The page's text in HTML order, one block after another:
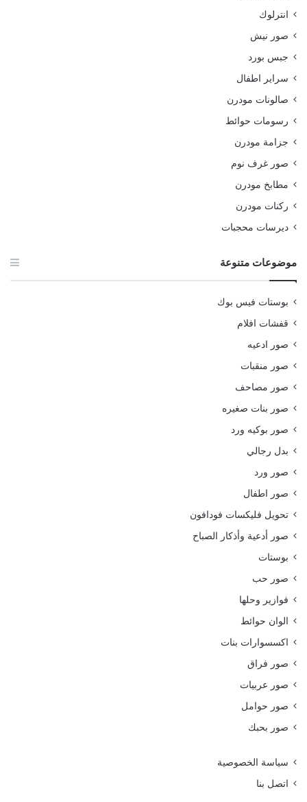
انترلوك
صور نيش
جبس بورد
سراير اطفال
صالونات مودرن
رسومات حوائط
جزامة مودرن
صور غرف نوم
مطابخ مودرن
ركنات مودرن
ديرسات محجبات
موضوعات متنوعة
بوستات فيس بوك
قفشات افلام
صور ادعيه
صور منقبات
صور مصاحف
صور بنات صغيره
صور بوكيه ورد
بدل رجالي
صور ورد
صور اطفال
تحويل فليكسات فودافون
صور أدعية وأذكار الصباح
بوستات
صور حب
فوازير وحلها
الوان حوائط
اكسسوارات بنات
صور فراق
صور عربيات
صور حوامل
صور بحبك
سياسة الخصوصية
اتصل بنا